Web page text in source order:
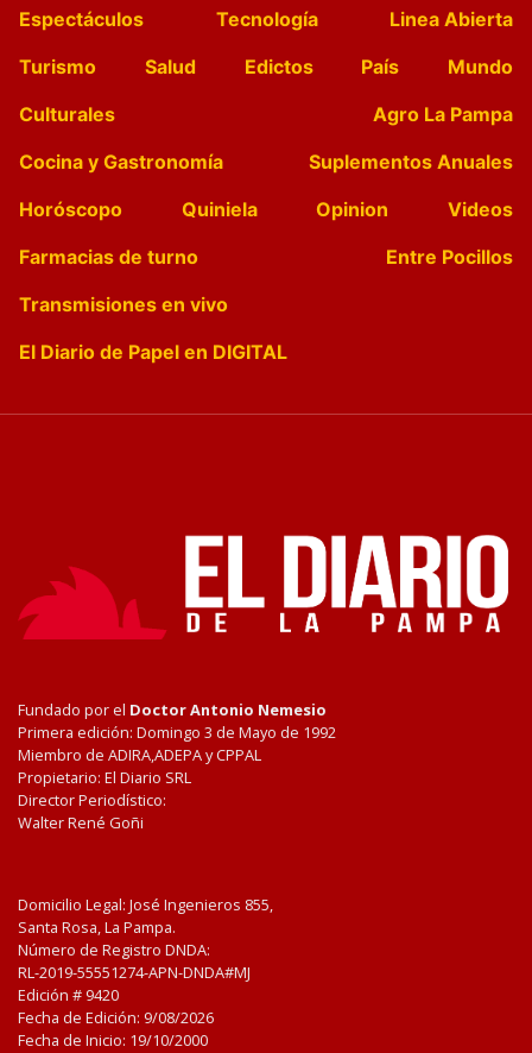
Espectáculos
Tecnología
Linea Abierta
Turismo
Salud Edictos País
Mundo
Culturales
Agro La Pampa
Cocina y Gastronomía
Suplementos Anuales
Horóscopo
Quiniela Opinion
Videos
Farmacias de turno
Entre Pocillos
Transmisiones en vivo
El Diario de Papel en DIGITAL
Fundado por el Doctor Antonio Nemesio
Primera edición: Domingo 3 de Mayo de 1992
Miembro de ADIRA,ADEPA y CPPAL
Propietario: El Diario SRL
Director Periodístico:
Walter René Goñi
Domicilio Legal: José Ingenieros 855,
Santa Rosa, La Pampa.
Número de Registro DNDA:
RL-2019-55551274-APN-DNDA#MJ
Edición # 9420
Fecha de Edición: 9/08/2026
Fecha de Inicio: 19/10/2000